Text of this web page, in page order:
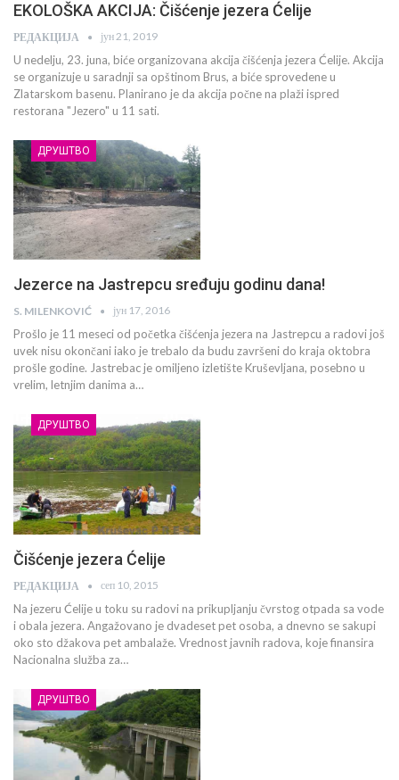
EKOLOŠKA AKCIJA: Čišćenje jezera Ćelije
РЕДАКЦИЈА јун 21, 2019
U nedelju, 23. juna, biće organizovana akcija čišćenja jezera Ćelije. Akcija
se organizuje u saradnji sa opštinom Brus, a biće sprovedene u
Zlatarskom basenu. Planirano je da akcija počne na plaži ispred
restorana "Jezero" u 11 sati.
ДРУШТВО
Jezerce na Jastrepcu sređuju godinu dana!
S. MILENKOVIĆ јун 17, 2016
Prošlo je 11 meseci od početka čišćenja jezera na Jastrepcu a radovi još
uvek nisu okončani iako je trebalo da budu završeni do kraja oktobra
prošle godine. Jastrebac je omiljeno izletište Kruševljana, posebno u
vrelim, letnjim danima a…
ДРУШТВО
Čišćenje jezera Ćelije
РЕДАКЦИЈА сеп 10, 2015
Na jezeru Ćelije u toku su radovi na prikupljanju čvrstog otpada sa vode
i obala jezera. Angažovano je dvadeset pet osoba, a dnevno se sakupi
oko sto džakova pet ambalaže. Vrednost javnih radova, koje finansira
Nacionalna služba za…
ДРУШТВО